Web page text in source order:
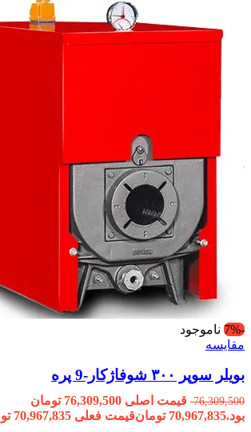
-7%
ناموجود
مقایسه
بویلر سوپر ۳۰۰ شوفاژکار-9 پره
76,309,500
قیمت اصلی 76,309,500 تومان
بود.70,967,835 تومانقیمت فعلی 70,967,835 تومان است.